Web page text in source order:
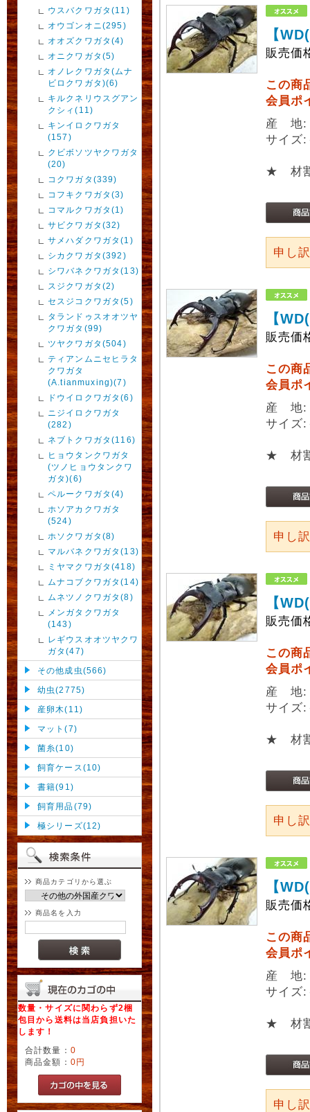
ウスバクワガタ(11)
オウゴンオニ(295)
オオズクワガタ(4)
オニクワガタ(5)
オノレクワガタ(ムナ
ビロクワガタ)(6)
キルクネリウスグアン
クシィ(11)
キンイロクワガタ
(157)
クビボソツヤクワガタ
(20)
コクワガタ(339)
コフキクワガタ(3)
コマルクワガタ(1)
サビクワガタ(32)
サメハダクワガタ(1)
シカクワガタ(392)
シワバネクワガタ(13)
スジクワガタ(2)
セスジコクワガタ(5)
タランドゥスオオツヤ
クワガタ(99)
ツヤクワガタ(504)
ティアンムニセヒラタ
クワガタ
(A.tianmuxing)(7)
ドウイロクワガタ(6)
ニジイロクワガタ
(282)
ネブトクワガタ(116)
ヒョウタンクワガタ
(ツノヒョウタンクワ
ガタ)(6)
ペルークワガタ(4)
ホソアカクワガタ
(524)
ホソクワガタ(8)
マルバネクワガタ(13)
ミヤマクワガタ(418)
ムナコブクワガタ(14)
ムネツノクワガタ(8)
メンガタクワガタ
(143)
レギウスオオツヤクワ
ガタ(47)
その他成虫(566)
幼虫(2775)
産卵木(11)
マット(7)
菌糸(10)
飼育ケース(10)
書籍(91)
飼育用品(79)
極シリーズ(12)
商品カテゴリから選ぶ
商品名を入力
数量・サイズに関わらず2梱
包目から送料は当店負担いた
します！
合計数量： 0
商品金額： 0円
【
販売価
この商
会員ポ
産 地:
サイ
★ 材
申し
【
販売価
この商
会員ポ
産 地:
サイ
★ 材
申し
【
販売価
この商
会員ポ
産 地:
サイ
★ 材
申し
【
販売価
この商
会員ポ
産 地:
サイ
★ 材
申し